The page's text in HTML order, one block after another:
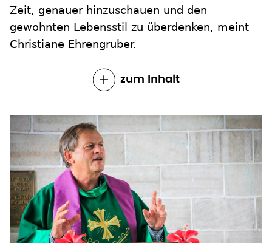
Zeit, genauer hinzuschauen und den
gewohnten Lebensstil zu überdenken, meint
Christiane Ehrengruber.
zum Inhalt